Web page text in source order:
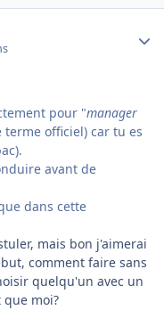
pour "manager
terme officiel) car tu es
avant de
dans cette
mais bon j'aimerai
comment faire sans
quelqu'un avec un
moi?